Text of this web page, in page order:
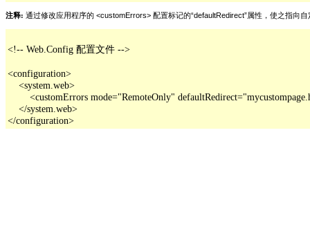
注释: 通过修改应用程序的 <customErrors> 配置标记的“defaultRedirect”属性，使之指向
<!-- Web.Config 配置文件 -->
<configuration>
    <system.web>
<customErrors mode="RemoteOnly"
    </system.web>
</configuration>